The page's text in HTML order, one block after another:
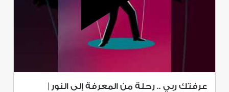
عرفتك ربي .. رحلة من المعرفة إلى النور |